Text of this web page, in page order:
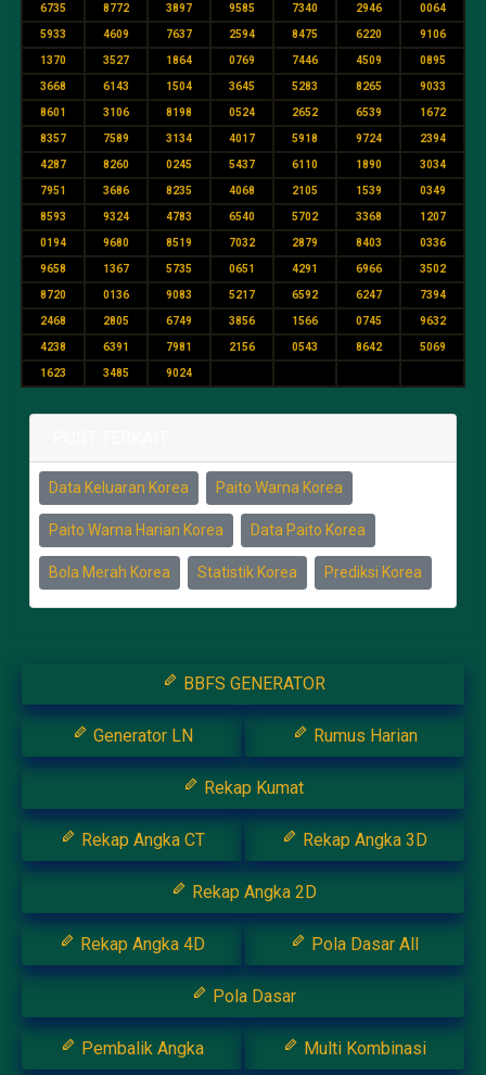
6735 8772 3897 9585 7340 2946 0064
5933 4609 7637 2594 8475 6220 9106
1370 3527 1864 0769 7446 4509 0895
3668 6143 1504 3645 5283 8265 9033
8601 3106 8198 0524 2652 6539 1672
8357 7589 3134 4017 5918 9724 2394
4287 8260 0245 5437 6110 1890 3034
7951 3686 8235 4068 2105 1539 0349
8593 9324 4783 6540 5702 3368 1207
0194 9680 8519 7032 2879 8403 0336
9658 1367 5735 0651 4291 6966 3502
8720 0136 9083 5217 6592 6247 7394
2468 2805 6749 3856 1566 0745 9632
4238 6391 7981 2156 0543 8642 5069
1623 3485 9024
Data Keluaran Korea Paito Warna Korea
Paito Warna Harian Korea Data Paito Korea
Bola Merah Korea Statistik Korea Prediksi Korea
BBFS GENERATOR
Generator LN Rumus Harian
Rekap Kumat
Rekap Angka CT Rekap Angka 3D
Rekap Angka 2D
Rekap Angka 4D Pola Dasar All
Pola Dasar
Pembalik Angka Multi Kombinasi